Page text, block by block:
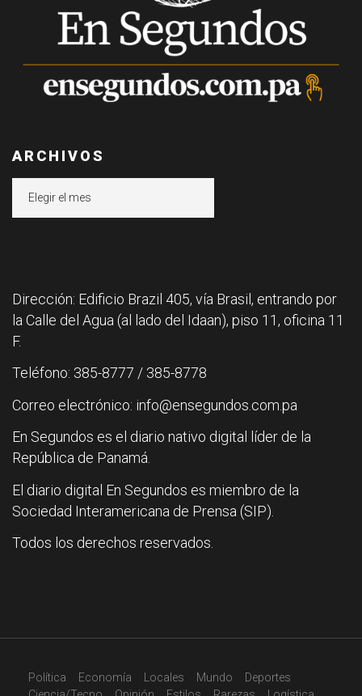
ARCHIVOS
Dirección: Edificio Brazil 405, vía Brasil, entrando por
la Calle del Agua (al lado del Idaan), piso 11, oficina 11
F.
Teléfono: 385-8777 / 385-8778
Correo electrónico: info@ensegundos.com.pa
En Segundos es el diario nativo digital líder de la
República de Panamá.
El diario digital En Segundos es miembro de la
Sociedad Interamericana de Prensa (SIP).
Todos los derechos reservados.
Política Economía Locales Mundo
Deportes